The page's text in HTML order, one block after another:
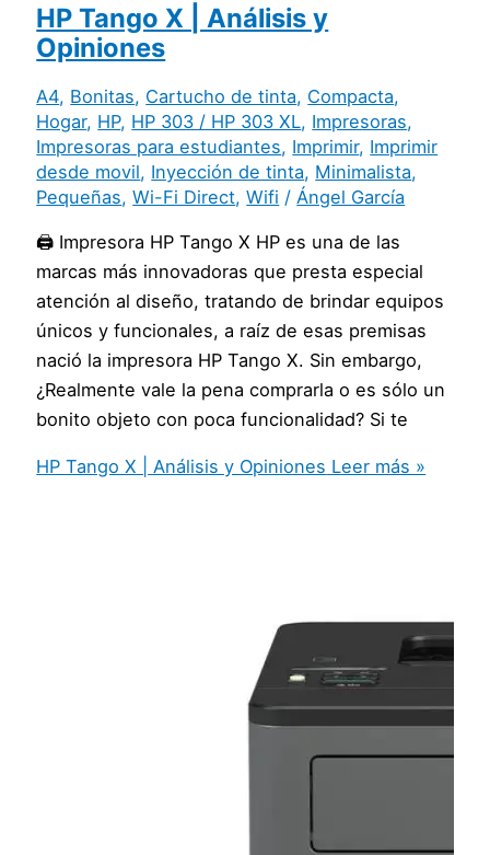
HP Tango X | Análisis y
Opiniones
A4, Bonitas, Cartucho de tinta, Compacta,
Hogar, HP, HP 303 / HP 303 XL, Impresoras,
Impresoras para estudiantes, Imprimir, Imprimir
desde movil, Inyección de tinta, Minimalista,
Pequeñas,Wi-Fi Direct,Wifi / Ángel García
🖨️ Impresora HP Tango X HP es una de las
marcas más innovadoras que presta especial
atención al diseño, tratando de brindar equipos
únicos y funcionales, a raíz de esas premisas
nació la impresora HP Tango X. Sin embargo,
¿Realmente vale la pena comprarla o es sólo un
bonito objeto con poca funcionalidad? Si te
HP Tango X | Análisis y Opiniones Leer más »